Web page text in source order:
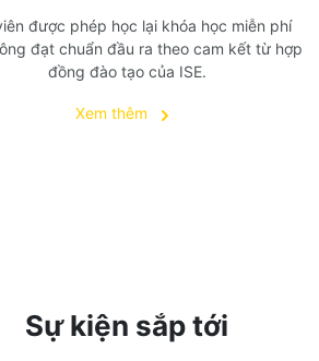
được phép học lại khóa học miễn phí
đạt chuẩn đầu ra theo cam kết từ hợp
đồng đào tạo của ISE.
Xem thêm
Sự kiện sắp tới